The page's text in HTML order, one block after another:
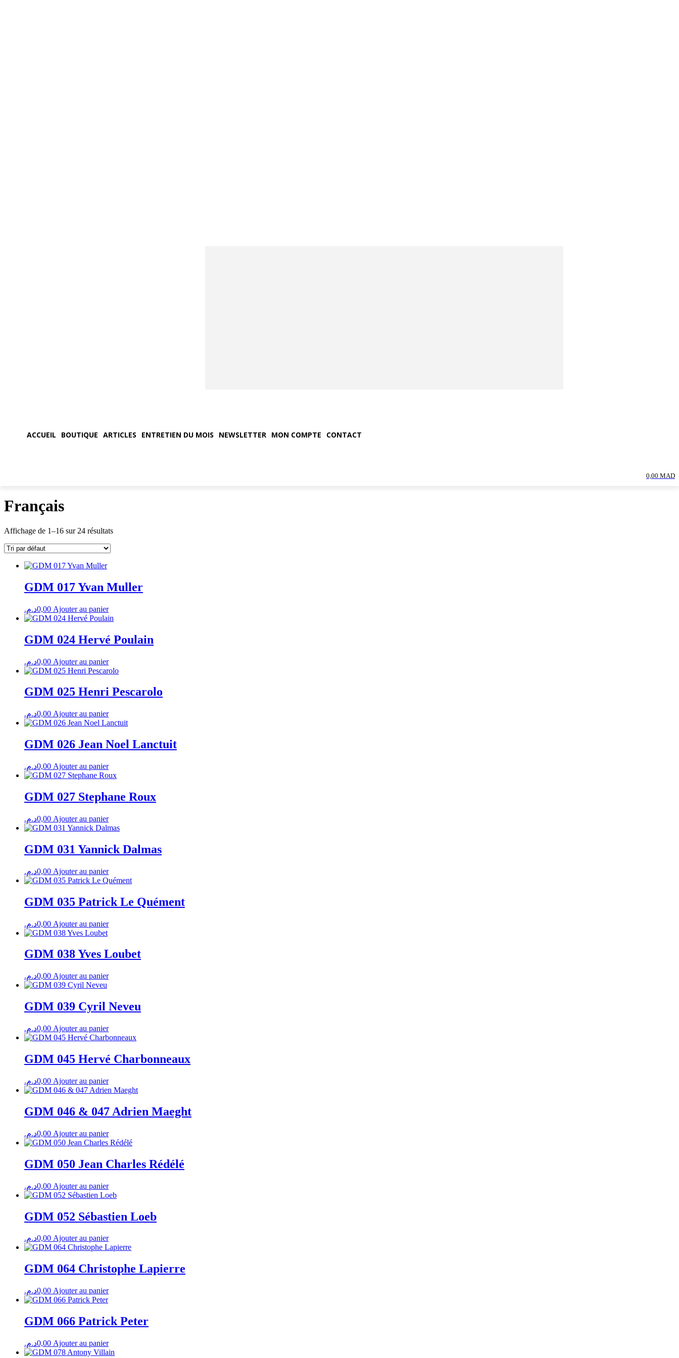
ACCUEIL BOUTIQUE ARTICLES ENTRETIEN DU MOIS NEWSLETTER MON COMPTE CONTACT
0,00 MAD
Français
Affichage de 1–16 sur 24 résultats
GDM 017 Yvan Muller
0,00د.م. Ajouter au panier
GDM 024 Hervé Poulain
0,00د.م. Ajouter au panier
GDM 025 Henri Pescarolo
0,00د.م. Ajouter au panier
GDM 026 Jean Noel Lanctuit
0,00د.م. Ajouter au panier
GDM 027 Stephane Roux
0,00د.م. Ajouter au panier
GDM 031 Yannick Dalmas
0,00د.م. Ajouter au panier
GDM 035 Patrick Le Quément
0,00د.م. Ajouter au panier
GDM 038 Yves Loubet
0,00د.م. Ajouter au panier
GDM 039 Cyril Neveu
0,00د.م. Ajouter au panier
GDM 045 Hervé Charbonneaux
0,00د.م. Ajouter au panier
GDM 046 & 047 Adrien Maeght
0,00د.م. Ajouter au panier
GDM 050 Jean Charles Rédélé
0,00د.م. Ajouter au panier
GDM 052 Sébastien Loeb
0,00د.م. Ajouter au panier
GDM 064 Christophe Lapierre
0,00د.م. Ajouter au panier
GDM 066 Patrick Peter
0,00د.م. Ajouter au panier